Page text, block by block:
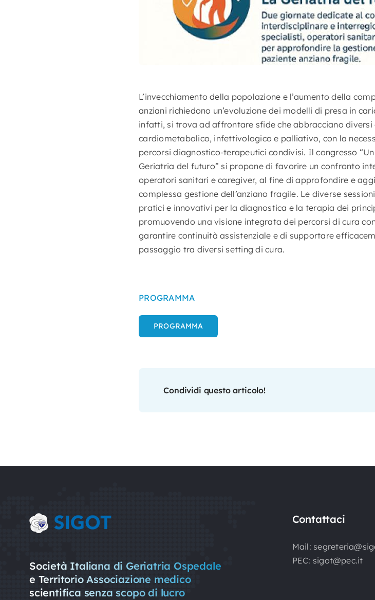
L’invecchiamento della popolazione e l’aumento della
anziani richiedono un’evoluzione dei modelli di presa in
infatti, si trova ad affrontare sfide che abbracciano
cardiometabolico, infettivologico e palliativo, con la
percorsi diagnostico-terapeutici condivisi. Il congresso
Geriatria del futuro” si propone di favorire un confronto
operatori sanitari e caregiver, al fine di approfondire e
complessa gestione dell’anziano fragile. Le diverse
pratici e innovativi per la diagnostica e la terapia dei
promuovendo una visione integrata dei percorsi di cura
garantire continuità assistenziale e di supportare
passaggio tra diversi setting di cura.
PROGRAMMA
PROGRAMMA
Condividi questo articolo!
Società Italiana di Geriatria Ospedale
e Territorio Associazione medico
scientifica senza scopo di lucro
Contattaci
Mail:
PEC: sigot@pec.it